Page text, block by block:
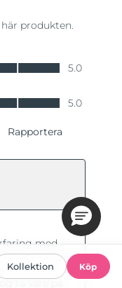
Kollektion Köp